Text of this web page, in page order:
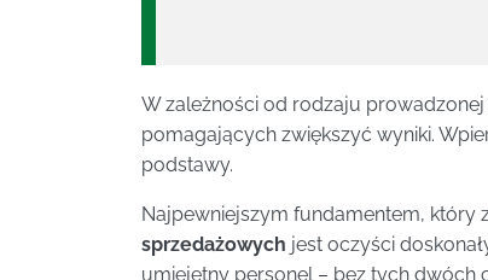
W zależności od rodzaju prowadzonej
pomagających zwiększyć wyniki.
podstawy.
Najpewniejszym fundamentem, który
sprzedażowych jest oczyści
umiejętny personel – bez tych dwóch